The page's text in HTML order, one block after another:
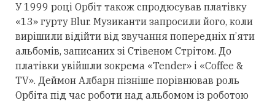
У 1999 році Орбіт також спродюсував платівку
«13» гурту Blur. Музиканти запросили його, коли
вирішили відійти від звучання попередніх п’яти
альбомів, записаних зі Стівеном Стрітом. До
платівки увійшли зокрема «Tender» і «Coffee &
TV». Деймон Албарн пізніше порівнював роль
Орбіта під час роботи над альбомом із роботою